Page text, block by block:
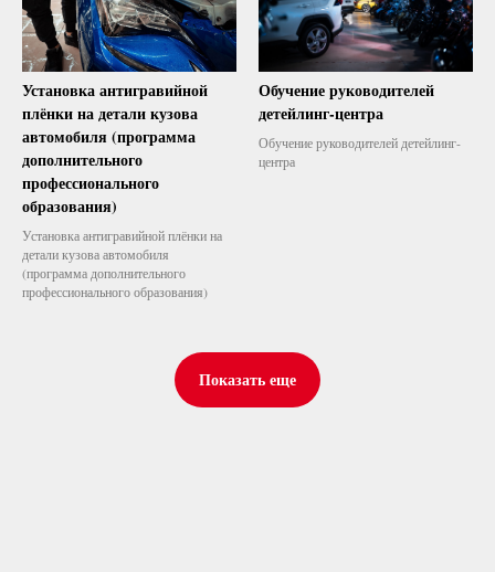
Установка антигравийной
плёнки на детали кузова
автомобиля (программа
дополнительного
профессионального
образования)
Установка антигравийной плёнки на
детали кузова автомобиля
(программа дополнительного
профессионального образования)
Обучение руководителей
детейлинг-центра
Обучение руководителей детейлинг-
центра
Показать еще